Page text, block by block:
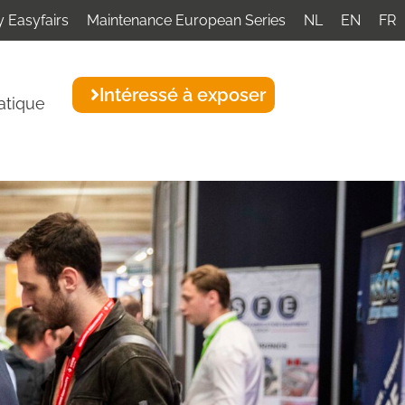
Easyfairs Maintenance European Series NL EN FR
Intéressé à exposer